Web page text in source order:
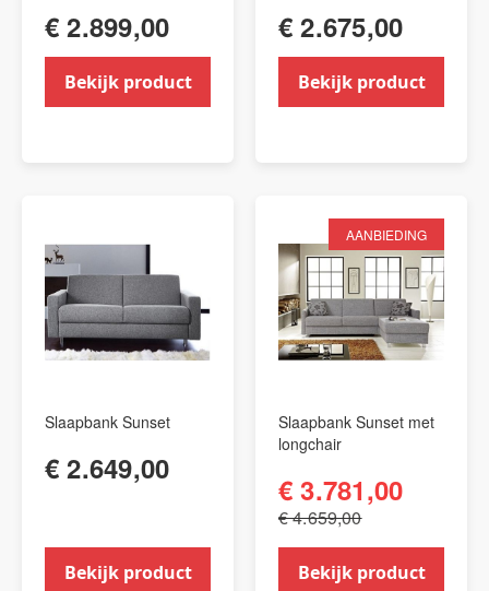
€ 2.899,00
Bekijk product
€ 2.675,00
Bekijk product
Slaapbank Sunset
€ 2.649,00
Bekijk product
AANBIEDING
Slaapbank Sunset met
longchair
€ 3.781,00
€ 4.659,00
Bekijk product